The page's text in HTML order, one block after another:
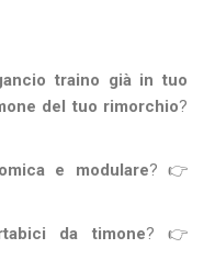
traino già in tuo
del tuo rimorchio?
e modulare? 👉
da timone? 👉